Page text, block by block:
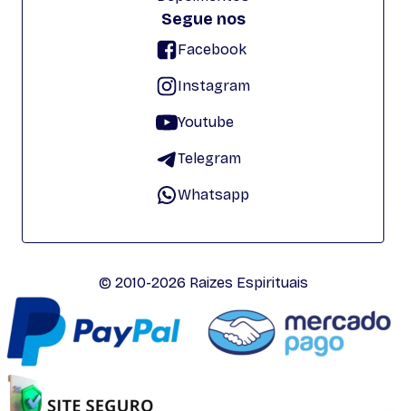
Segue nos
Facebook
Instagram
Youtube
Telegram
Whatsapp
© 2010-2026 Raizes Espirituais